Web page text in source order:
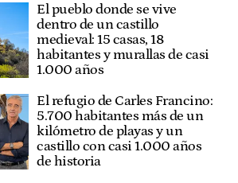
El pueblo donde se vive
dentro de un castillo
medieval: 15 casas, 18
habitantes y murallas de casi
1.000 años
El refugio de Carles Francino:
5.700 habitantes más de un
kilómetro de playas y un
castillo con casi 1.000 años
de historia